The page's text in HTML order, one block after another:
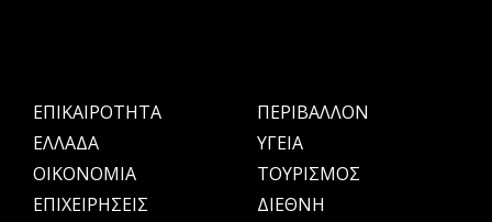
ΕΠΙΚΑΙΡΟΤΗΤΑ
ΕΛΛΑΔΑ
OIKONOMIA
ΕΠΙΧΕΙΡΗΣΕΙΣ
ΠΕΡΙΒΑΛΛΟΝ
ΥΓΕΙΑ
ΤΟΥΡΙΣΜΟΣ
ΔΙΕΘΝΗ